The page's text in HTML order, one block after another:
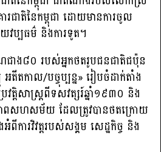
ជាតិនៃកម្ពុជា ដោយមានការចូល
វប្បធម៌ និងការទូត។
ជាង៨០ របស់អ្នកថតរូបជនជាតិជប៉ុន
តកាល/បច្ចុប្បន្ន» រៀបចំដាក់តាំង
វត្តិសាស្ត្រពីទសវត្សរ៍ឆ្នាំ១៩៣០ និង
ាពសហសម័យ ដែលត្រូវបានថតក្រោយ
ការវិវត្តរបស់សង្គម សេដ្ឋកិច្ច និង